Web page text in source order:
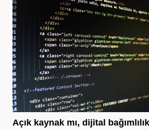
Açık kaynak mı, dijital